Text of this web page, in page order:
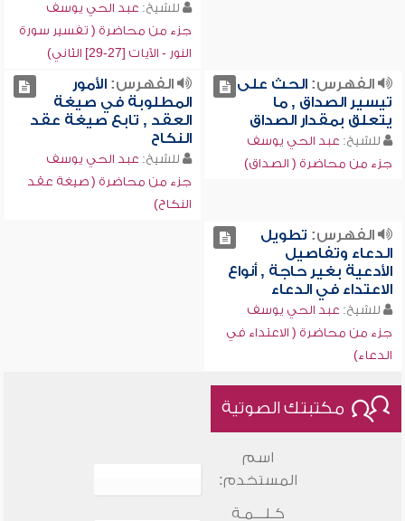
للشيخ: عبد الحي يوسف
جزء من محاضرة ( تفسير سورة
النور - الآيات [27-29] الثاني)
الفهرس:الحث على
تيسير الصداق , ما
يتعلق بمقدار الصداق
للشيخ: عبد الحي يوسف
جزء من محاضرة ( الصداق)
الفهرس:الأمور
المطلوبة في صيغة
العقد , تابع صيغة عقد
النكاح
للشيخ: عبد الحي يوسف
جزء من محاضرة ( صيغة عقد
النكاح)
الفهرس: تطويل
الدعاء وتفاصيل
الأدعية بغير حاجة , أنواع
الاعتداء في الدعاء
للشيخ: عبد الحي يوسف
جزء من محاضرة ( الاعتداء في
الدعاء)
مكتبتك الصوتية
اسم
المستخدم:
كـلـــمـة